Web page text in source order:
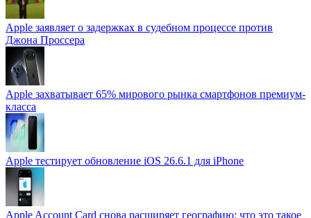
Apple заявляет о задержках в судебном процессе против
Джона Проссера
Apple захватывает 65% мирового рынка смартфонов премиум-
класса
Apple тестирует обновление iOS 26.6.1 для iPhone
Apple Account Card снова расширяет географию: что это такое